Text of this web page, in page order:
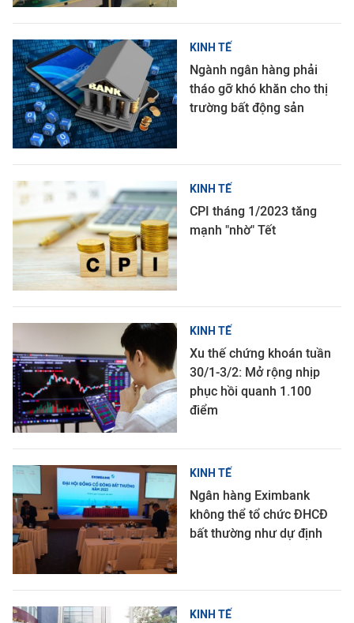
KINH TẾ
Ngành ngân hàng phải
tháo gỡ khó khăn cho thị
trường bất động sản
KINH TẾ
CPI tháng 1/2023 tăng
mạnh "nhờ" Tết
KINH TẾ
Xu thế chứng khoán tuần
30/1-3/2: Mở rộng nhịp
phục hồi quanh 1.100
điểm
KINH TẾ
Ngân hàng Eximbank
không thể tổ chức ĐHCĐ
bất thường như dự định
KINH TẾ